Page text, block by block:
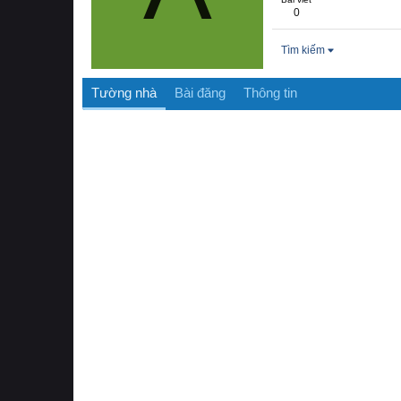
0
Tìm kiếm
Tường nhà Bài đăng Thông tin